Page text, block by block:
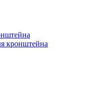
кронштейна